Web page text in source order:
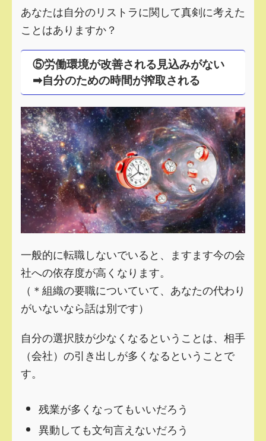
あなたは自分のリストラに関して真剣に考えた
ことはありますか？
⑤労働環境が改善される見込みがない
➡自分のための時間が搾取される
一般的に転職しないでいると、ますます今の会
社への依存度が高くなります。
（＊組織の要職についていて、あなたの代わり
がいないなら話は別です）
自分の選択肢が少なくなるということは、相手
（会社）の引き出しが多くなるということで
す。
残業が多くなってもいいだろう
異動しても文句言えないだろう